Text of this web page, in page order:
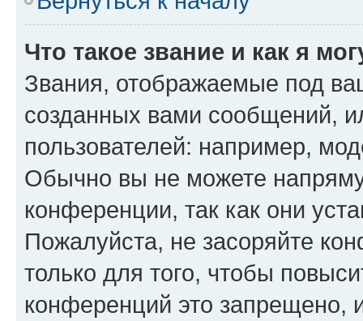
Что такое звание и как я
Звания, отображаемые под
созданных вами сообщений,
пользователей: например,
Обычно вы не можете
конференции, так как они
Пожалуйста, не засоряйте
только для того, чтобы
конференций это запрещено,